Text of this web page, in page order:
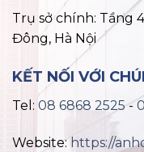
Trụ sở chính: Tầng
Đông, Hà Nội
KẾT NỐI VỚI
Tel: 08 6868 2525 -
Website: https://